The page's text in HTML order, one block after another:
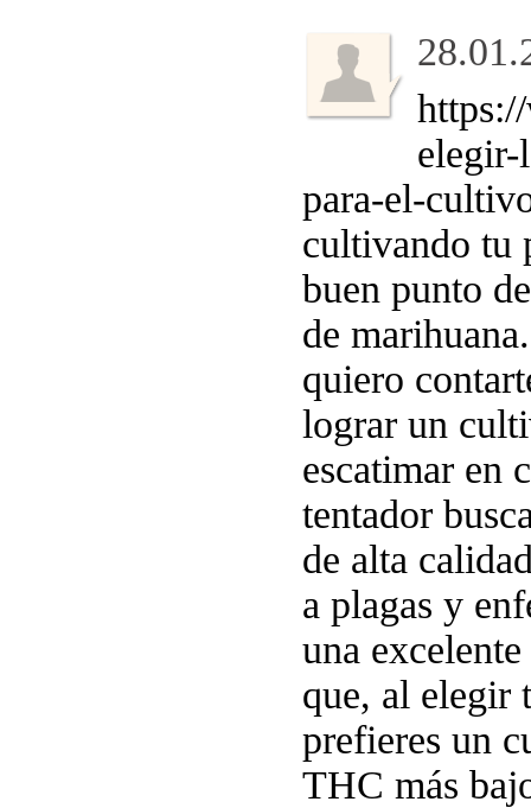
elegir-
para-el-
cultivando tu
buen punto
de
quiero
lograr un
escatimar en
tentador
de alta
a plagas y
una
que, al elegir
prefieres un
THC más